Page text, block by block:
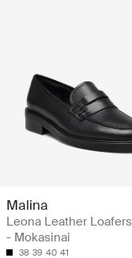
Malina
Leona Leather Loafers
- Mokasinai
38 39 40 41